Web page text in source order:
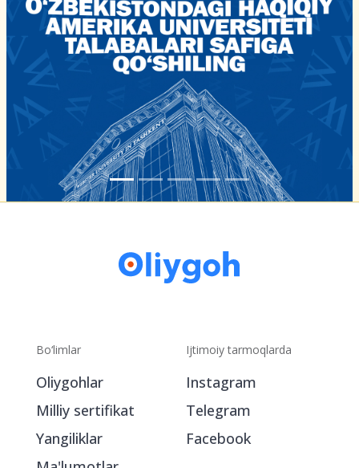
Bo‘limlar
Oliygohlar
Ijtimoiy tarmoqlarda
Instagram